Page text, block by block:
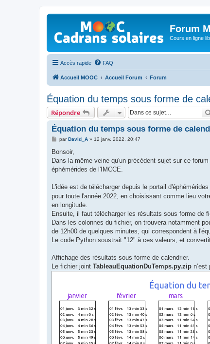
Forum
Cours en ligne
Accès rapide FAQ
Accueil MOOC Accueil Forum Forum
Équation du temps sous forme de
Répondre
Équation du temps sous forme de
M
s
a
g
parDavid_A» 12 janv. 2022, 20:47
Bonsoir,
Dans la même veine qu'un précédent sujet sur ce
éphémérides de l'IMCCE.
L'idée est de télécharger depuis le portail
pour toute l'année 2022, en choisissant comme lieu
en longitude.
Ensuite, il faut télécharger les résultats sous forme de
Dans les colonnes du fichier, on trouvera notamment
de 12h00 de quelques minutes, qui correspondent à
Le code Python soustrait "12" à ces valeurs, et
Affichage des résultats sous forme de calendrier.
Le fichier joint TableauEquationDuTemps.py.zip n’est